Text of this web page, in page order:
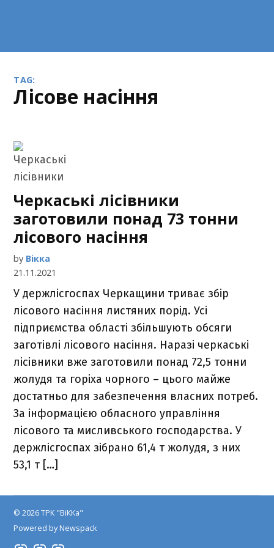
TAG:
лісове насіння
Черкаські лісівники
заготовили понад 73 тонни
лісового насіння
by Вікка
21.11.2021
У держлісгоспах Черкащини триває збір
лісового насіння листяних порід. Усі
підприємства області збільшують обсяги
заготівлі лісового насіння. Наразі черкаські
лісівники вже заготовили понад 72,5 тонни
жолудя та горіха чорного – цього майже
достатньо для забезпечення власних потреб.
За інформацією обласного управління
лісового та мисливського господарства. У
держлісгоспах зібрано 61,4 т жолудя, з них
53,1 т […]
© 2026 ТРК "ВіККа"
Powered by Newspack
Insta
YouTube
FB